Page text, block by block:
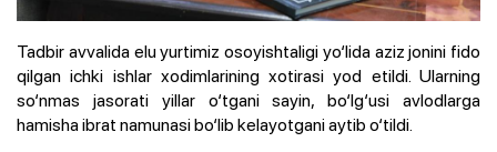
Tadbir avvalida elu yurtimiz osoyishtaligi yo‘lida aziz jonini fido
qilgan ichki ishlar xodimlarining xotirasi yod etildi. Ularning
so‘nmas jasorati yillar o‘tgani sayin, bo‘lg‘usi avlodlarga
hamisha ibrat namunasi bo‘lib kelayotgani aytib o‘tildi.